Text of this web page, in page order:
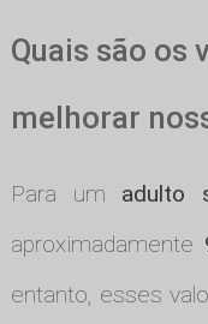
Quais são os
melhorar
Para um adulto
aproximadamente
entanto, esses